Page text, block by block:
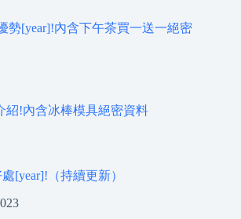
勢[year]!內含下午茶買一送一絕密
紹!內含冰棒模具絕密資料
[year]!（持續更新）